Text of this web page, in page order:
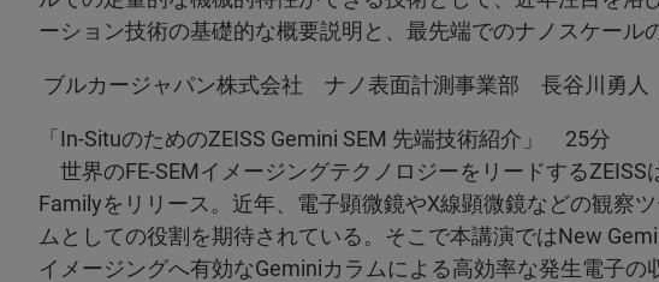
ーション技術の基礎的な概要説明と、最先端でのナノスケール
ブルカージャパン株式会社 ナノ表面計測事業部 長谷川勇人
「In-SituのためのZEISS Gemini SEM 先端技術紹介」 25分
世界のFE-SEMイメージングテクノロジーをリードするZEISS
Familyをリリース。近年、電子顕微鏡やX線顕微鏡などの観察
ムとしての役割を期待されている。そこで本講演ではNew
イメージングへ有効なGeminiカラムによる高効率な発生電子の